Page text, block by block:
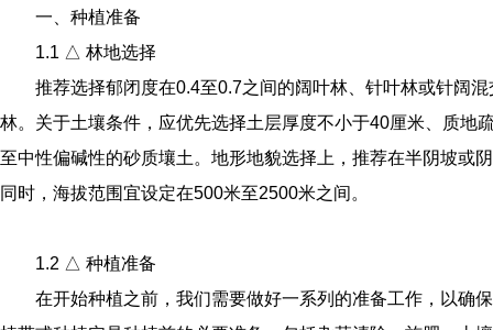
一、种植准备
1.1 △ 林地选择
推荐选择郁闭度在0.4至0.7之间的阔叶林、针叶林或针阔
林。关于土壤条件，应优先选择土层厚度不小于40厘米、质地
至中性偏碱性的砂质壤土。地形地貌选择上，推荐在半阴坡或
同时，海拔范围宜设定在500米至2500米之间。
1.2 △ 种植准备
在开始种植之前，我们需要做好一系列的准备工作，以确